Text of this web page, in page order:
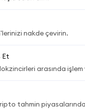
nakde çevirin.
Et
arasında işlem
tahmin